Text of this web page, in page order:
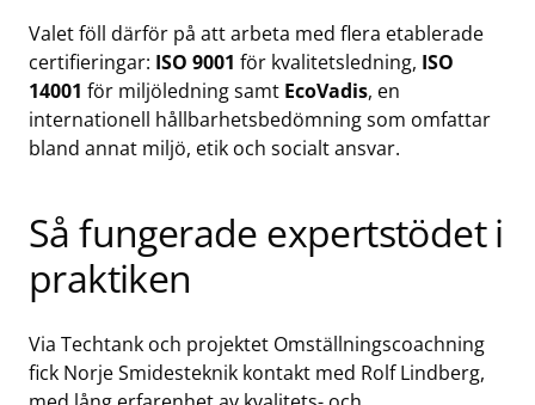
Valet föll därför på att arbeta med flera etablerade
certifieringar: ISO 9001 för kvalitetsledning, ISO
14001 för miljöledning samt EcoVadis, en
internationell hållbarhetsbedömning som omfattar
bland annat miljö, etik och socialt ansvar.
Så fungerade expertstödet i
praktiken
Via Techtank och projektet Omställningscoachning
fick Norje Smidesteknik kontakt med Rolf Lindberg,